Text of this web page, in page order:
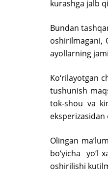
kurashga jalb
Bundan
oshirilmagani,
ayollarning
Ko‘rilayotgan
tushunish
tok-shou va
Olingan
bo‘yicha yo‘l
oshirilishi